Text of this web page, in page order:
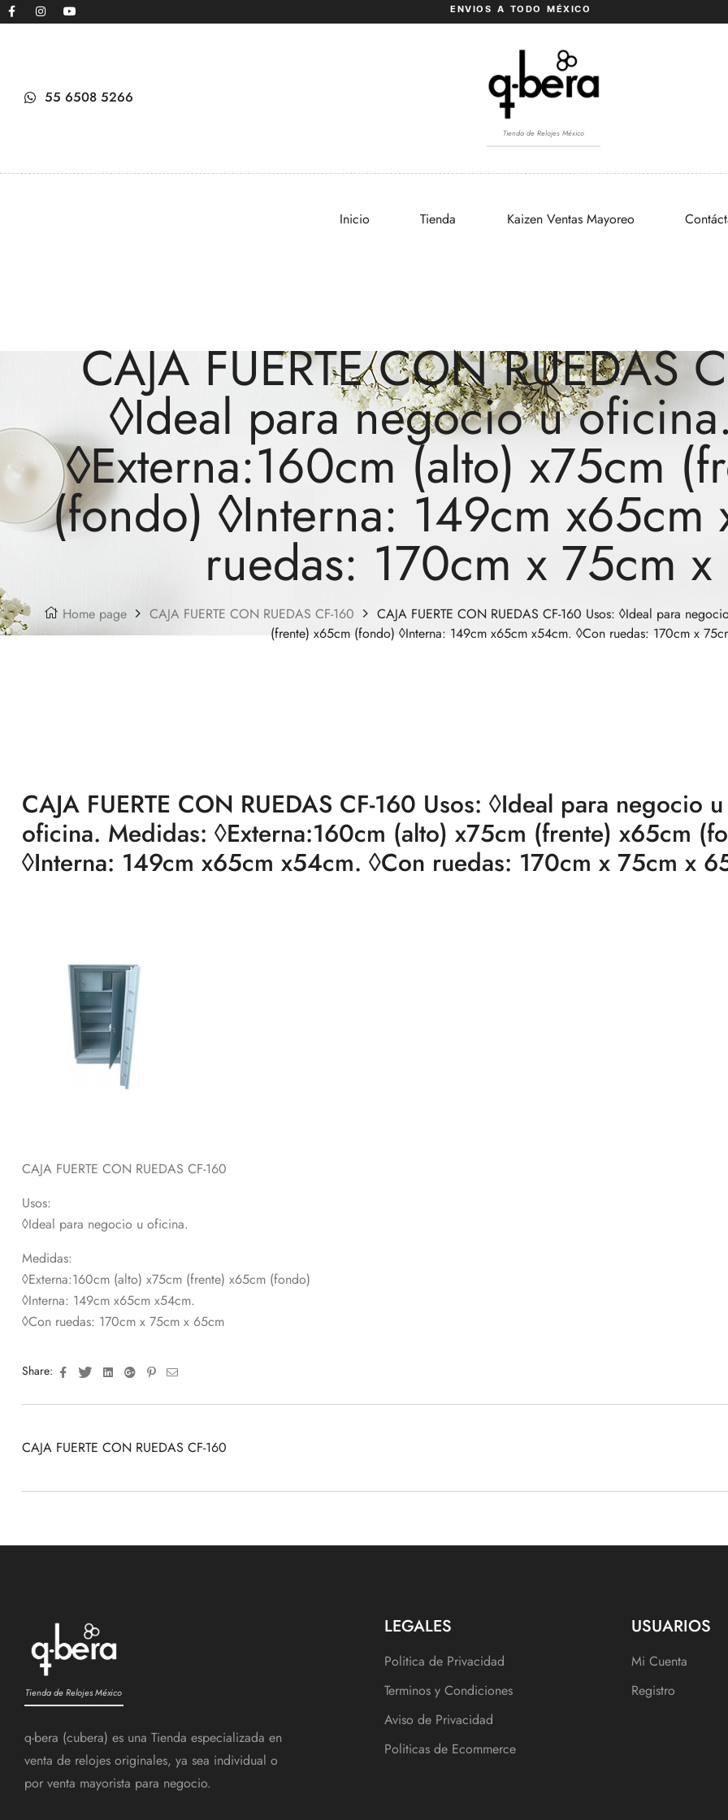
ENVIOS A TODO MÉXICO
55 6508 5266
Tienda de Relojes México
Inicio Tienda Kaizen Ventas Mayoreo
CAJA FUERTE CON RUEDAS
◊Ideal para negocio u
◊Externa:160cm (alto) x75cm
(fondo) ◊Interna: 149cm x65cm
ruedas: 170cm x 75cm
Home page CAJA FUERTE CON RUEDAS CF-160
CAJA FUERTE CON RUEDAS CF-160 Usos: ◊Ideal para
(frente) x65cm (fondo) ◊Interna: 149cm x65cm x54cm. ◊Con ruedas: 170cm x
CAJA FUERTE CON RUEDAS CF-160 Usos: ◊Ideal para negocio u
oficina. Medidas: ◊Externa:160cm (alto) x75cm (frente) x65cm
◊Interna: 149cm x65cm x54cm. ◊Con ruedas: 170cm x 75cm x
CAJA FUERTE CON RUEDAS CF-160
Usos:
◊Ideal para negocio u oficina.
Medidas:
◊Externa:160cm (alto) x75cm (frente) x65cm (fondo)
◊Interna: 149cm x65cm x54cm.
◊Con ruedas: 170cm x 75cm x 65cm
Share: FacebookTwitterLinkedinGoogle+Pinterest
Email
CAJA FUERTE CON RUEDAS CF-160
Tienda de Relojes México
q-bera (cubera) es una Tienda especializada en
venta de relojes originales, ya sea individual o
por venta mayorista para negocio.
LEGALES
Politica de Privacidad
Terminos y Condiciones
Aviso de Privacidad
Politicas de Ecommerce
USUARIOS
Mi Cuenta
Registro